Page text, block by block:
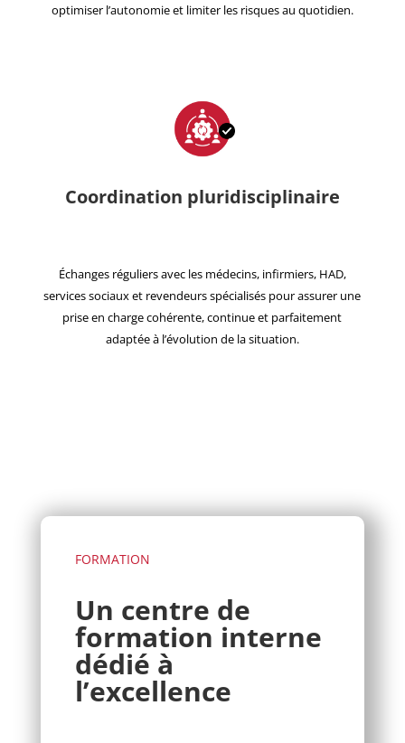
optimiser l’autonomie et limiter les risques au quotidien.
Coordination pluridisciplinaire
Échanges réguliers avec les médecins, infirmiers, HAD,
services sociaux et revendeurs spécialisés pour assurer une
prise en charge cohérente, continue et parfaitement
adaptée à l’évolution de la situation.
FORMATION
Un centre de
formation interne
dédié à
l’excellence